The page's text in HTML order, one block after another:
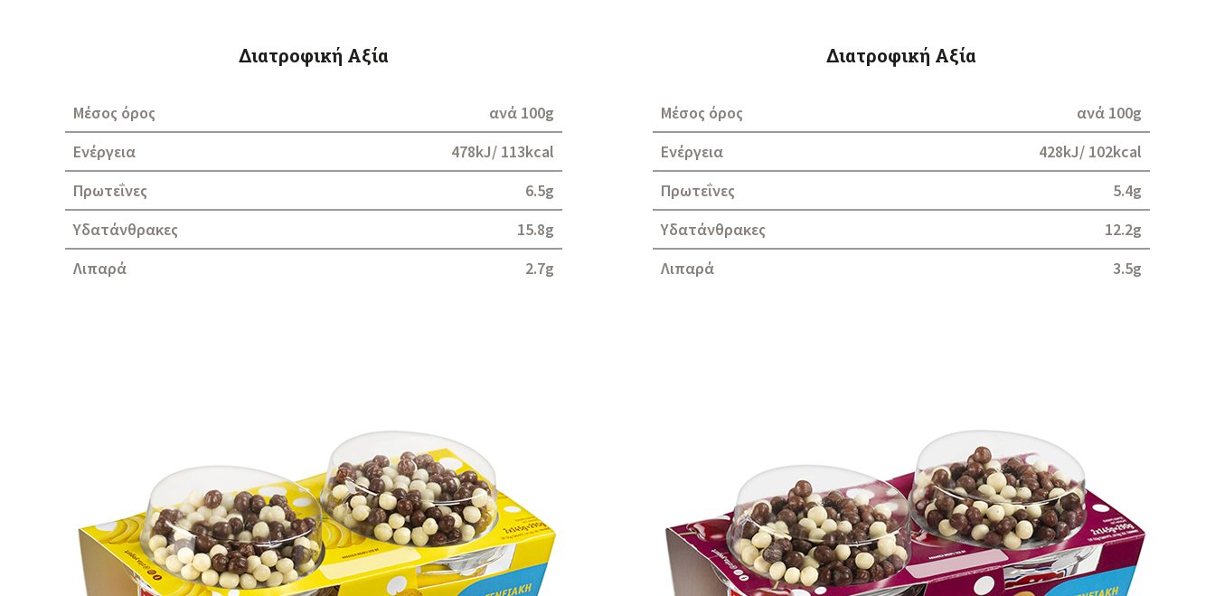
Διατροφική Αξία
Μέσος όρος
ανά 100g
Ενέργεια
478kJ/ 113kcal
Πρωτεΐνες
6.5g
Υδατάνθρακες
15.8g
Λιπαρά
2.7g
Διατροφική Αξία
Μέσος όρος
ανά 100g
Ενέργεια
428kJ/ 102kcal
Πρωτεΐνες
5.4g
Υδατάνθρακες
12.2g
Λιπαρά
3.5g